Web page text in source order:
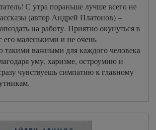
С утра пораньше лучше всего не
(автор Андрей Платонов) –
на работу. Приятно окунуться в
его маленькими и не очень
такими важными для каждого человека
уму, харизме, остроумию и
чувствуешь симпатию к главному